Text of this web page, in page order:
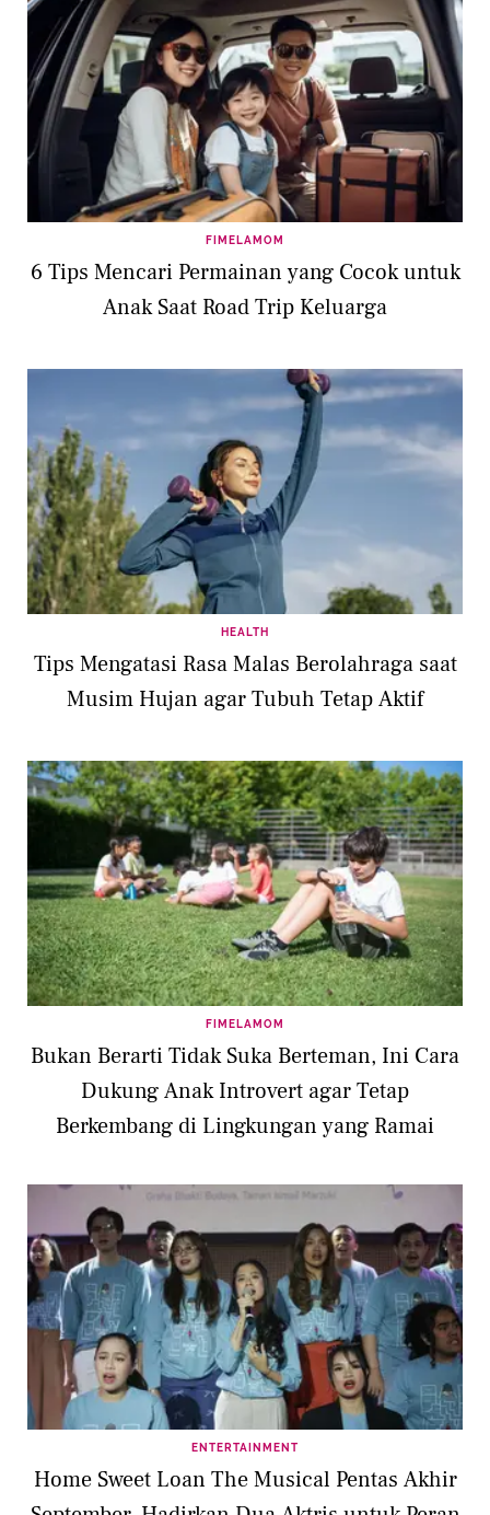
FIMELAMOM
6 Tips Mencari Permainan yang Cocok untuk
Anak Saat Road Trip Keluarga
HEALTH
Tips Mengatasi Rasa Malas Berolahraga saat
Musim Hujan agar Tubuh Tetap Aktif
FIMELAMOM
Bukan Berarti Tidak Suka Berteman, Ini Cara
Dukung Anak Introvert agar Tetap
Berkembang di Lingkungan yang Ramai
ENTERTAINMENT
Home Sweet Loan The Musical Pentas Akhir